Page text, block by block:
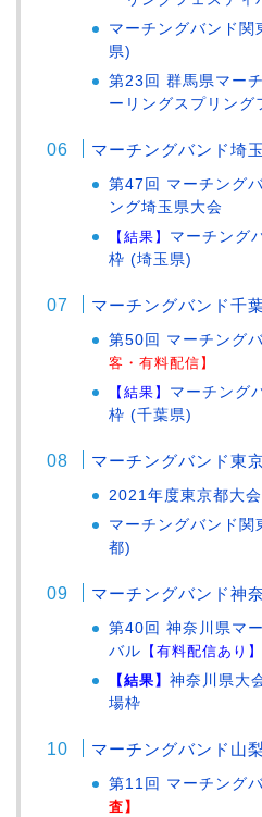
マーチングバンド
県)
第23回 群馬県マー
ーリングスプリング
マーチングバンド埼
第47回 マーチング
ング埼玉県大会
【結果】 マーチング
枠 (埼玉県)
マーチングバンド千
第50回 マーチング
客・有料配信】
【結果】 マーチング
枠 (千葉県)
マーチングバンド東
2021年度東京都大会
マーチングバンド
都)
マーチングバンド神
第40回 神奈川県マ
バル 【有料配信あり】
【結果】神奈川県大
場枠
マーチングバンド山
第11回 マーチング
査】